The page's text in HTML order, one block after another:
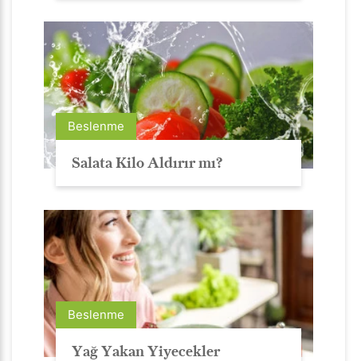
Beslenme
Salata Kilo Aldırır mı?
Beslenme
Yağ Yakan Yiyecekler